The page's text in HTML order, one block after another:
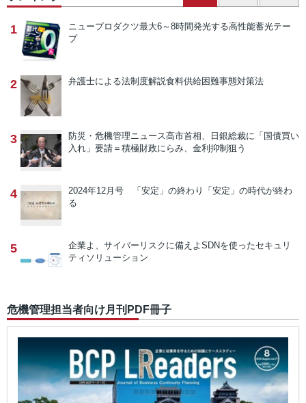
1 ニュープロダクツ最大6～8時間発光する高性能蓄光テー
プ
2 弁護士による法制度解説食料供給困難事態対策法
3 防災・危機管理ニュース高市首相、日銀総裁に「国債買い
入れ」要請＝積極財政にらみ、金利抑制狙う
4 2024年12月号 「安定」の終わり
「安定」の時代が終わ
る
5 企業よ、サイバーリスクに備えよ SDNを使ったセキュリ
ティソリューション
危機管理担当者向け月刊PDF冊子